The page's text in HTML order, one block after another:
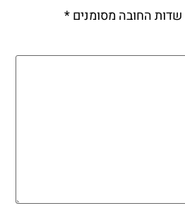
שדות החובה מסומנים*